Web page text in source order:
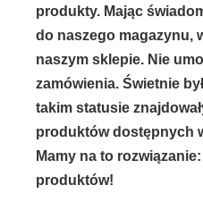
produkty. Mając
do naszego magazynu,
naszym sklepie. Nie
zamówienia. Świetnie
takim statusie
produktów dostępnych
Mamy na to
produktów!